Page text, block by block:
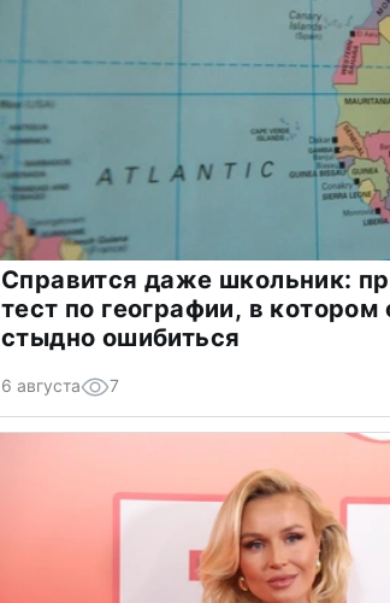
Справится даже школьник:
тест по географии, в котором
стыдно ошибиться
6 августа 7